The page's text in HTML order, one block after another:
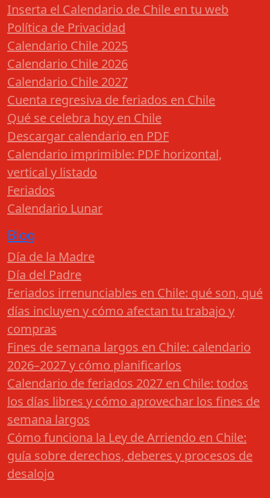
Inserta el Calendario de Chile en tu web
Política de Privacidad
Calendario Chile 2025
Calendario Chile 2026
Calendario Chile 2027
Cuenta regresiva de feriados en Chile
Qué se celebra hoy en Chile
Descargar calendario en PDF
Calendario imprimible: PDF horizontal,
vertical y listado
Feriados
Calendario Lunar
Blog
Día de la Madre
Día del Padre
Feriados irrenunciables en Chile: qué son, qué
días incluyen y cómo afectan tu trabajo y
compras
Fines de semana largos en Chile: calendario
2026–2027 y cómo planificarlos
Calendario de feriados 2027 en Chile: todos
los días libres y cómo aprovechar los fines de
semana largos
Cómo funciona la Ley de Arriendo en Chile:
guía sobre derechos, deberes y procesos de
desalojo